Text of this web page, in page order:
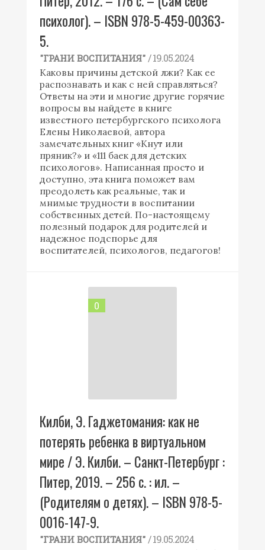
психолог). – ISBN 978-5-459-00363-
5.
"ГРАНИ ВОСПИТАНИЯ" / 19.05.2024
Каковы причины детской лжи? Как ее
распознавать и как с ней справляться?
Ответы на эти и многие другие горячие
вопросы вы найдете в книге
известного петербургского психолога
Елены Николаевой, автора
замечательных книг «Кнут или
пряник?» и «111 баек для детских
психологов». Написанная просто и
доступно, эта книга поможет вам
преодолеть как реальные, так и
мнимые трудности в воспитании
собственных детей. По-настоящему
полезный подарок для родителей и
надежное подспорье для
воспитателей, психологов, педагогов!
0
Килби, Э. Гаджетомания: как не
потерять ребенка в виртуальном
мире / Э. Килби. – Санкт-Петербург :
Питер, 2019. – 256 с. : ил. –
(Родителям о детях). – ISBN 978-5-
0016-147-9.
"ГРАНИ ВОСПИТАНИЯ" / 19.05.2024